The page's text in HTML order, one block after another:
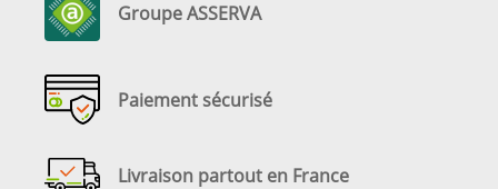
Groupe ASSERVA
Paiement sécurisé
Livraison partout en France